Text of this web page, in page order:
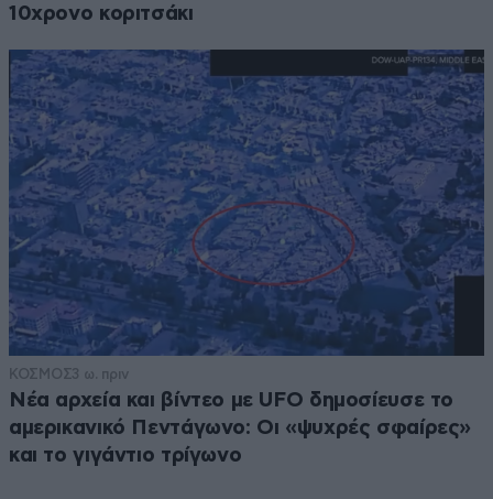
10χρονο κοριτσάκι
ΚΟΣΜΟΣ3 ω. πριν
Νέα αρχεία και βίντεο με UFO δημοσίευσε το
αμερικανικό Πεντάγωνο: Οι «ψυχρές σφαίρες»
και το γιγάντιο τρίγωνο